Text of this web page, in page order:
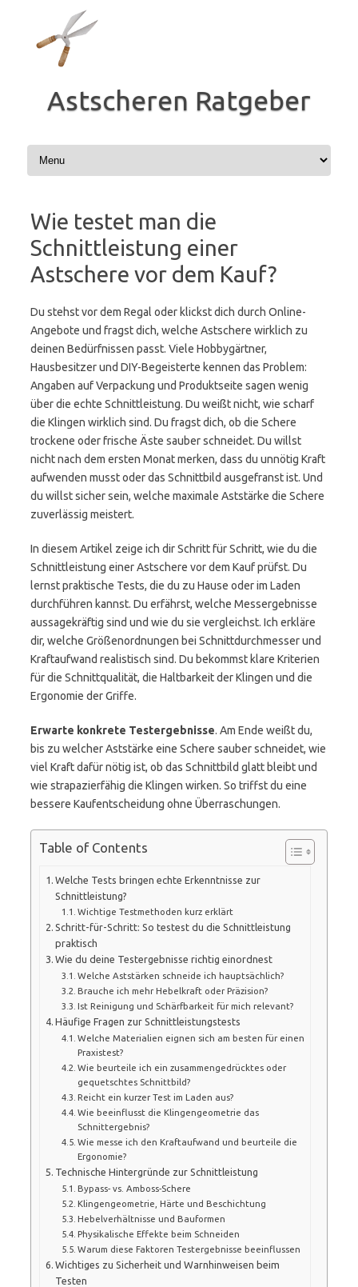
Astscheren Ratgeber
Wie testet man die
Schnittleistung einer
Astschere vor dem Kauf?
Du stehst vor dem Regal oder klickst dich durch Online-
Angebote und fragst dich, welche Astschere wirklich zu
deinen Bedürfnissen passt. Viele Hobbygärtner,
Hausbesitzer und DIY-Begeisterte kennen das Problem:
Angaben auf Verpackung und Produktseite sagen wenig
über die echte Schnittleistung. Du weißt nicht, wie scharf
die Klingen wirklich sind. Du fragst dich, ob die Schere
trockene oder frische Äste sauber schneidet. Du willst
nicht nach dem ersten Monat merken, dass du unnötig Kraft
aufwenden musst oder das Schnittbild ausgefranst ist. Und
du willst sicher sein, welche maximale Aststärke die Schere
zuverlässig meistert.
In diesem Artikel zeige ich dir Schritt für Schritt, wie du die
Schnittleistung einer Astschere vor dem Kauf prüfst. Du
lernst praktische Tests, die du zu Hause oder im Laden
durchführen kannst. Du erfährst, welche Messergebnisse
aussagekräftig sind und wie du sie vergleichst. Ich erkläre
dir, welche Größenordnungen bei Schnittdurchmesser und
Kraftaufwand realistisch sind. Du bekommst klare Kriterien
für die Schnittqualität, die Haltbarkeit der Klingen und die
Ergonomie der Griffe.
Erwarte konkrete Testergebnisse. Am Ende weißt du,
bis zu welcher Aststärke eine Schere sauber schneidet, wie
viel Kraft dafür nötig ist, ob das Schnittbild glatt bleibt und
wie strapazierfähig die Klingen wirken. So triffst du eine
bessere Kaufentscheidung ohne Überraschungen.
Table of Contents
Welche Tests bringen echte Erkenntnisse zur
Schnittleistung?
Wichtige Testmethoden kurz erklärt
Schritt-für-Schritt: So testest du die Schnittleistung
praktisch
Wie du deine Testergebnisse richtig einordnest
Welche Aststärken schneide ich hauptsächlich?
Brauche ich mehr Hebelkraft oder Präzision?
Ist Reinigung und Schärfbarkeit für mich relevant?
Häufige Fragen zur Schnittleistungstests
Welche Materialien eignen sich am besten für einen
Praxistest?
Wie beurteile ich ein zusammengedrücktes oder
gequetschtes Schnittbild?
Reicht ein kurzer Test im Laden aus?
Wie beeinflusst die Klingengeometrie das
Schnittergebnis?
Wie messe ich den Kraftaufwand und beurteile die
Ergonomie?
Technische Hintergründe zur Schnittleistung
Bypass- vs. Amboss-Schere
Klingengeometrie, Härte und Beschichtung
Hebelverhältnisse und Bauformen
Physikalische Effekte beim Schneiden
Warum diese Faktoren Testergebnisse beeinflussen
Wichtiges zu Sicherheit und Warnhinweisen beim
Testen